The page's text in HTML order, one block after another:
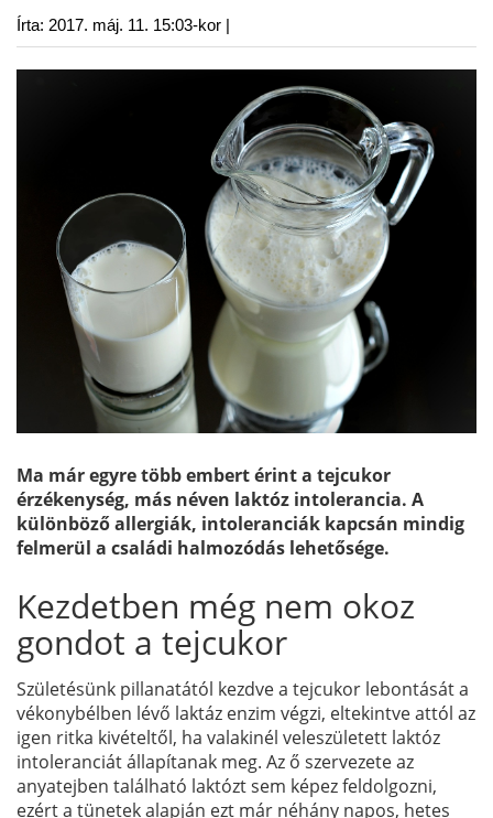
Írta: 2017. máj. 11. 15:03-kor |
Ma már egyre több embert érint a tejcukor
érzékenység, más néven laktóz intolerancia. A
különböző allergiák, intoleranciák kapcsán mindig
felmerül a családi halmozódás lehetősége.
Kezdetben még nem okoz
gondot a tejcukor
Születésünk pillanatától kezdve a tejcukor lebontását a
vékonybélben lévő laktáz enzim végzi, eltekintve attól az
igen ritka kivételtől, ha valakinél veleszületett laktóz
intoleranciát állapítanak meg. Az ő szervezete az
anyatejben található laktózt sem képez feldolgozni,
ezért a tünetek alapján ezt már néhány napos, hetes